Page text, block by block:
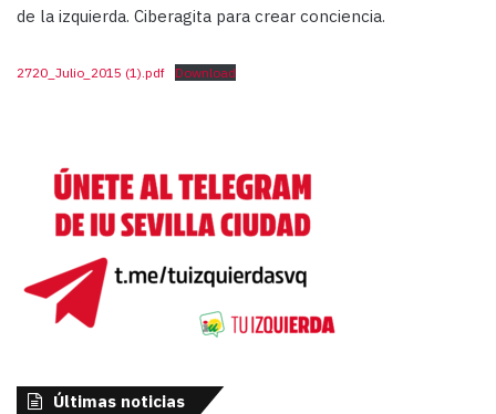
de la izquierda. Ciberagita para crear conciencia.
2720_Julio_2015 (1).pdf Download
Últimas noticias